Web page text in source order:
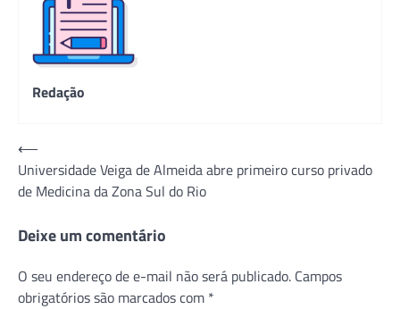
Redação
Navegação
de
Post
⟵
Universidade Veiga de Almeida abre primeiro curso privado
de Medicina da Zona Sul do Rio
Deixe um comentário
O seu endereço de e-mail não será publicado. Campos
obrigatórios são marcados com *